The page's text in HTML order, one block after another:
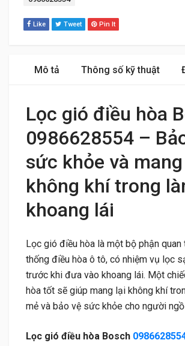
Like Tweet Pin It
Mô tả Thông số kỹ thuật
Lọc gió điều hòa
0986628554 –
sức khỏe và
không khí trong
khoang lái
Lọc gió điều hòa là một bộ phận quan
thống điều hòa ô tô, có nhiệm vụ lọc
trước khi đưa vào khoang lái. Một
hòa tốt sẽ giúp mang lại không khí
mẻ và bảo vệ sức khỏe cho người
Lọc gió điều hòa Bosch